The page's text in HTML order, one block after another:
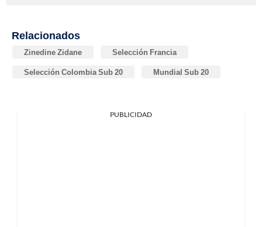
Relacionados
Zinedine Zidane Selección Francia
Selección Colombia Sub 20 Mundial Sub 20
PUBLICIDAD